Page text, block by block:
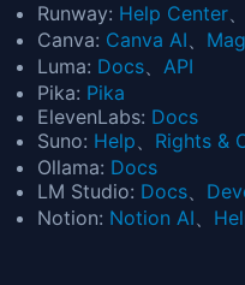
Runway: Help Center
Canva: Canva AI、
Luma: Docs、API
Pika: Pika
ElevenLabs: Docs
Suno: Help、 Rights &
Ollama: Docs
LM Studio: Docs、
Notion: Notion AI、